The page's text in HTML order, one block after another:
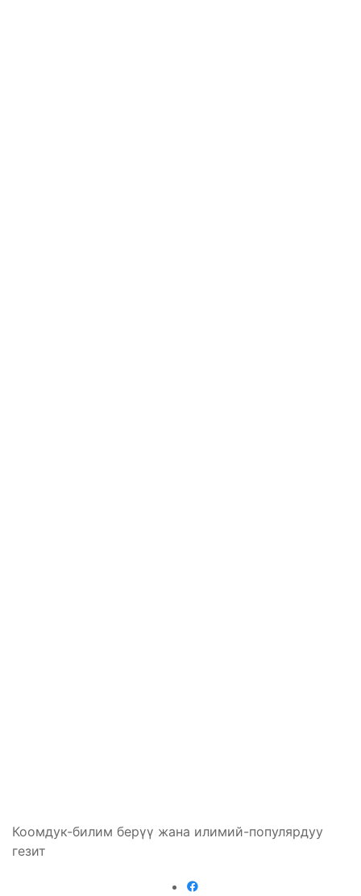
Коомдук-билим берүү жана илимий-популярдуу
гезит